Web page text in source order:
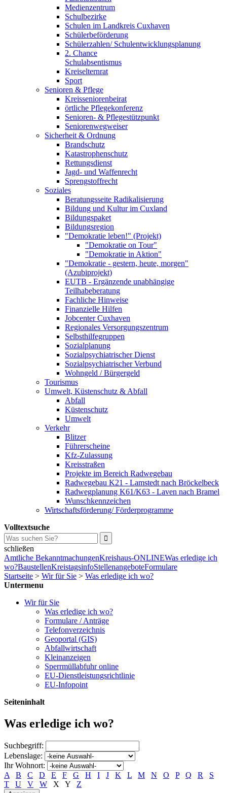
Medienzentrum
Schulbezirke
Schulen im Landkreis Cuxhaven
Schülerbeförderung
Schülerzahlen/ Schulentwicklungsplanung
2. Chance
Schulabsentismus
Kreiselternrat
Sport
Senioren & Pflege
Kreisseniorenbeirat
örtliche Pflegekonferenz
Senioren- & Pflegestützpunkt
Seniorenwegweiser
Sicherheit & Ordnung
Brandschutz
Katastrophenschutz
Rettungsdienst
Jagd- und Waffenrecht
Sprengstoffrecht
Soziales
Beratungsseite Radikalisierung
Bildung und Kultur im Cuxland
Bildungspaket
Bildungsregion
"Demokratie leben!" (Projekt)
"Demokratie on Tour"
"Demokratie in Aktion"
"Demokratie - gestern, heute, morgen"
(Azubiprojekt)
EUTB - Ergänzende unabhängige
Teilhabeberatung
Fachliche Hinweise
Finanzielle Hilfen
Jobcenter Cuxhaven
Regionales Versorgungszentrum
Selbsthilfegruppen
Sozialplanung
Sozialpsychiatrischer Dienst
Sozialpsychiatrischer Verbund
Wohngeld / Bürgergeld
Tourismus
Umwelt, Küstenschutz & Abfall
Abfall
Küstenschutz
Umwelt
Verkehr
Blitzer
Führerscheine
Kfz-Zulassung
Kreisstraßen
Projekte im Bereich Radwegebau
Radwegebau K21 - Lamstedt nach Bröckelbeck
Radwegplanung K61/K63 - Laven nach Bramel
Wunschkennzeichen
Wirtschaftsförderung/ Förderprogramme
Volltextsuche
schließen
Amtliche BekanntmachungenKreishaus-ONLINEWas erledige ich
wo?BaustellenKreistagsinfoStellenangeboteFormulare
Startseite > Wir für Sie > Was erledige ich wo?
Untermenu
Wir für Sie
Was erledige ich wo?
Formulare / Anträge
Telefonverzeichnis
Geoportal (GIS)
Abfallwirtschaft
Kleinanzeigen
Sperrmüllabfuhr online
EU-Dienstleistungsrichtlinie
EU-Infopoint
Seiteninhalt
Was erledige ich wo?
Suchbegriff:
Lebenslage:
Ihr Wohnort:
A
B C D E F G H I J K L M N O P Q R
S
T
U V W X Y Z